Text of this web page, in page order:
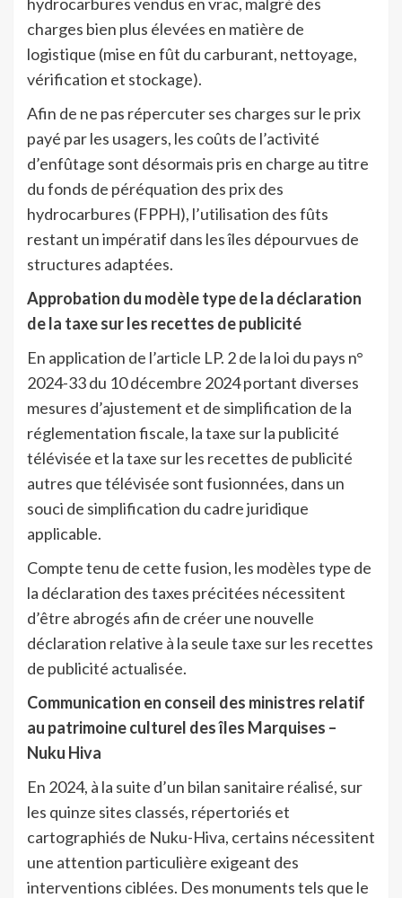
charges bien plus élevées en matière de
logistique (mise en fût du carburant, nettoyage,
vérification et stockage).
Afin de ne pas répercuter ses charges sur le prix
payé par les usagers, les coûts de l’activité
d’enfûtage sont désormais pris en charge au titre
du fonds de péréquation des prix des
hydrocarbures (FPPH), l’utilisation des fûts
restant un impératif dans les îles dépourvues de
structures adaptées.
Approbation du modèle type de la déclaration
de la taxe sur les recettes de publicité
En application de l’article LP. 2 de la loi du pays n°
2024-33 du 10 décembre 2024 portant diverses
mesures d’ajustement et de simplification de la
réglementation fiscale, la taxe sur la publicité
télévisée et la taxe sur les recettes de publicité
autres que télévisée sont fusionnées, dans un
souci de simplification du cadre juridique
applicable.
Compte tenu de cette fusion, les modèles type de
la déclaration des taxes précitées nécessitent
d’être abrogés afin de créer une nouvelle
déclaration relative à la seule taxe sur les recettes
de publicité actualisée.
Communication en conseil des ministres relatif
au patrimoine culturel des îles Marquises –
Nuku Hiva
En 2024, à la suite d’un bilan sanitaire réalisé, sur
les quinze sites classés, répertoriés et
cartographiés de Nuku-Hiva, certains nécessitent
une attention particulière exigeant des
interventions ciblées. Des monuments tels que le